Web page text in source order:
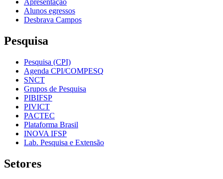
Apresentação
Alunos egressos
Desbrava Campos
Pesquisa
Pesquisa (CPI)
Agenda CPI/COMPESQ
SNCT
Grupos de Pesquisa
PIBIFSP
PIVICT
PACTEC
Plataforma Brasil
INOVA IFSP
Lab. Pesquisa e Extensão
Setores